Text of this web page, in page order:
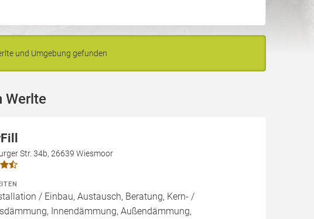
und Umgebung gefunden
Werlte
Str. 34b, 26639 Wiesmoor
/ Einbau, Austausch, Beratung, Kern- /
Innendämmung, Außendämmung,